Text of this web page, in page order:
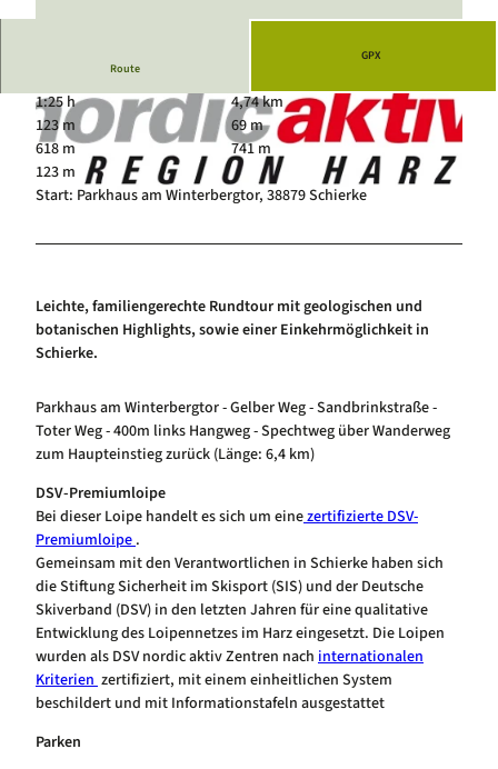
Route
GPX
1:25 h
4,74 km
123 m
69 m
618 m
741 m
123 m
Start: Parkhaus am Winterbergtor, 38879 Schierke
Leichte, familiengerechte Rundtour mit geologischen und
botanischen Highlights, sowie einer Einkehrmöglichkeit in
Schierke.
Parkhaus am Winterbergtor - Gelber Weg - Sandbrinkstraße -
Toter Weg - 400m links Hangweg - Spechtweg über Wanderweg
zum Haupteinstieg zurück (Länge: 6,4 km)
DSV-Premiumloipe
Bei dieser Loipe handelt es sich um einezertifizierte DSV-
Premiumloipe.
Gemeinsam mit den Verantwortlichen in Schierke haben sich
die Stiftung Sicherheit im Skisport (SIS) und der Deutsche
Skiverband (DSV) in den letzten Jahren für eine qualitative
Entwicklung des Loipennetzes im Harz eingesetzt. Die Loipen
wurden als DSV nordic aktiv Zentren nach internationalen
Kriterienzertifiziert, mit einem einheitlichen System
beschildert und mit Informationstafeln ausgestattet
Parken